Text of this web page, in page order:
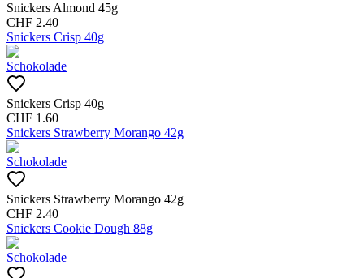
Snickers Almond 45g
CHF 2.40
Snickers Crisp 40g
Schokolade
Snickers Crisp 40g
CHF 1.60
Snickers Strawberry Morango 42g
Schokolade
Snickers Strawberry Morango 42g
CHF 2.40
Snickers Cookie Dough 88g
Schokolade